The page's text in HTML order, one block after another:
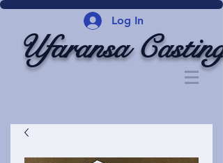
Log In
Ufaransa Casting